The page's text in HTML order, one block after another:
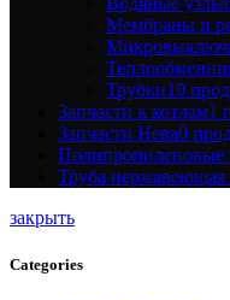
Мембраны и
Трубки10
Запчасти к котлам1
Запчасти Нева0
Труба
закрыть
Categories